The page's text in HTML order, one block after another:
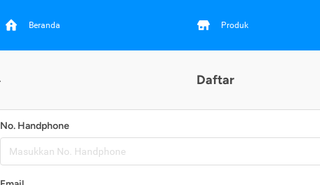
Beranda Produk
Daftar
No. Handphone